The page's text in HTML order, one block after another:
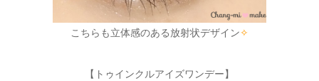
こちらも立体感のある放射状デザイン✧
【トゥインクルアイズワンデー】